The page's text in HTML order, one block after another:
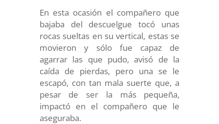
En esta ocasión el compañero que
bajaba del descuelgue tocó unas
rocas sueltas en su vertical, estas se
movieron y sólo fue capaz de
agarrar las que pudo, avisó de la
caída de pierdas, pero una se le
escapó, con tan mala suerte que, a
pesar de ser la más pequeña,
impactó en el compañero que le
aseguraba.